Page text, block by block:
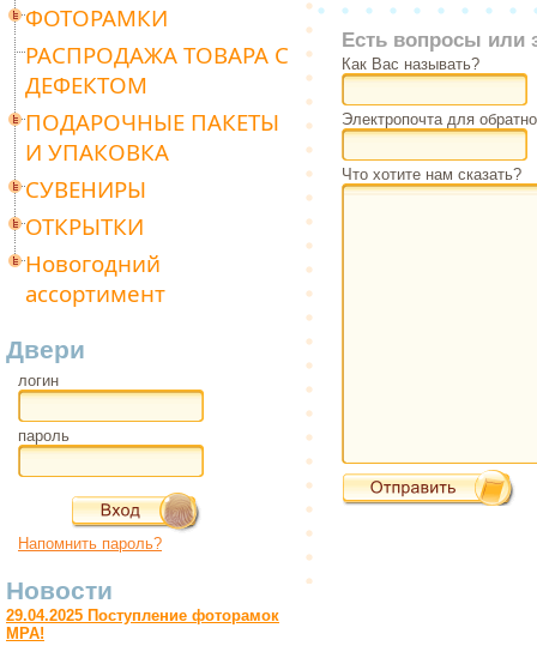
ФОТОРАМКИ
РАСПРОДАЖА ТОВАРА С
ДЕФЕКТОМ
ПОДАРОЧНЫЕ ПАКЕТЫ
И УПАКОВКА
СУВЕНИРЫ
ОТКРЫТКИ
Новогодний
ассортимент
Двери
логин
пароль
Напомнить пароль?
Новости
29.04.2025 Поступление фоторамок
МРА!
Есть вопросы или
Как Вас называть?
Электропочта для
Что хотите нам сказать?